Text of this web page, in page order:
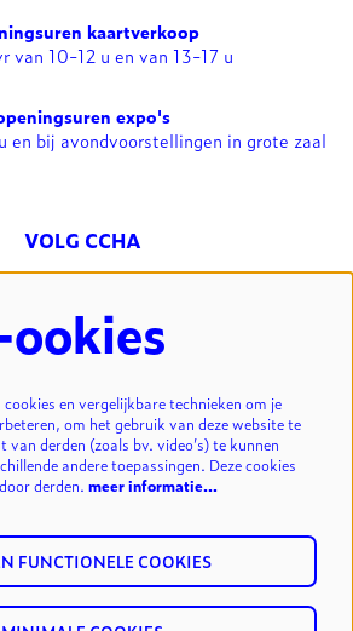
kaartverkoop
van 10-12 u en van 13-17 u
expo's
en bij avondvoorstellingen in grote zaal
VOLG CCHA
INSCHRIJVEN
en vergelijkbare technieken om je
om het gebruik van deze website te
derden (zoals bv. video’s) te kunnen
andere toepassingen. Deze cookies
derden. meer informatie…
FUNCTIONELE COOKIES